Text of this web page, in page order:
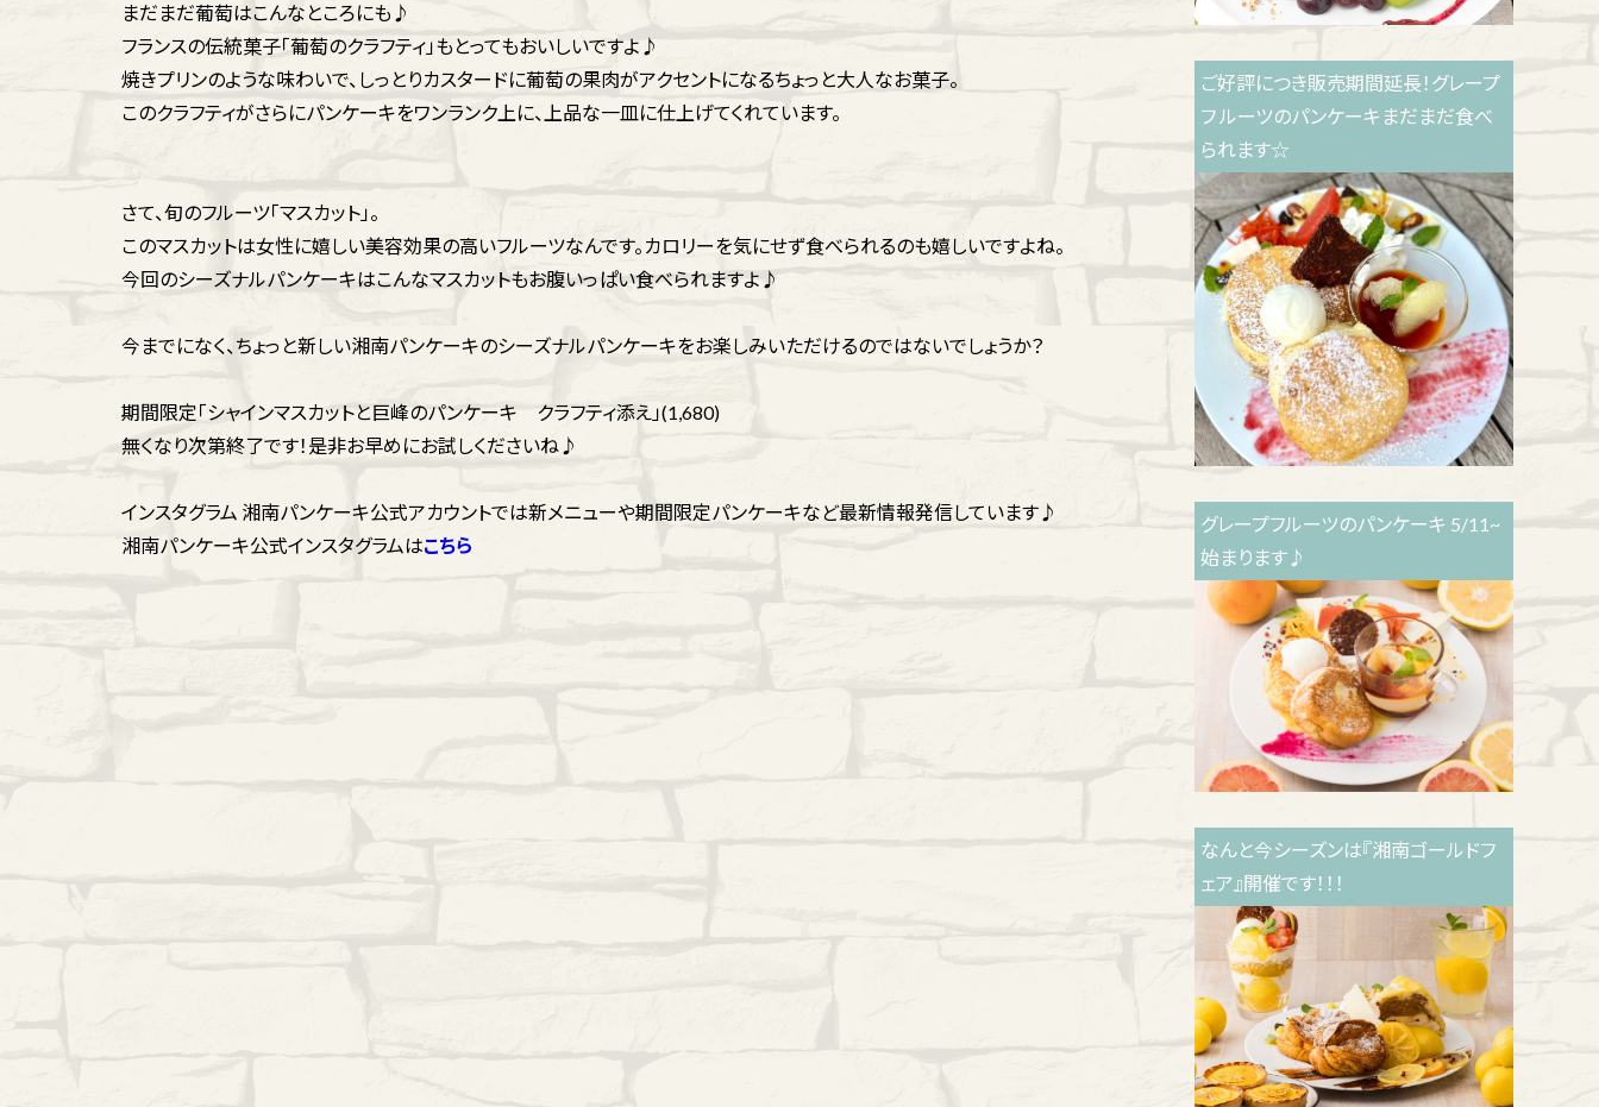
まだまだ葡萄はこんなところにも♪
フランスの伝統菓子「葡萄のクラフティ」もとってもおいしいですよ♪
焼きプリンのような味わいで、しっとりカスタードに葡萄の果肉がアクセントになるちょっと大人なお菓子。
このクラフティがさらにパンケーキをワンランク上に、上品な一皿に仕上げてくれています。
さて、旬のフルーツ「マスカット」。
このマスカットは女性に嬉しい美容効果の高いフルーツなんです。カロリーを気にせず食べられるのも嬉しいですよね。
今回のシーズナルパンケーキはこんなマスカットもお腹いっぱい食べられますよ♪
今までになく、ちょっと新しい湘南パンケーキのシーズナルパンケーキをお楽しみいただけるのではないでしょうか？
期間限定「シャインマスカットと巨峰のパンケーキ クラフティ添え」(1,680)
無くなり次第終了です！是非お早めにお試しくださいね♪
インスタグラム 湘南パンケーキ公式アカウントでは新メニューや期間限定パンケーキなど最新情報発信しています♪
湘南パンケーキ公式インスタグラムはこちら
ご好評につき販売期間延長！グレープ
フ ルーツのパンケーキまだまだ食べ
られます☆
グレープフルーツのパンケーキ 5/11~
始まります♪
なんと今シーズンは『湘南ゴールドフ
ェア』開催です！！！